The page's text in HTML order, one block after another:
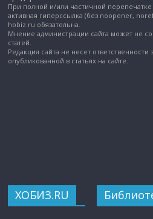
При полной и/или частичной перепечатке
активная гиперссылка (без noopener,
hobiz.ru обязательна.
Мнение администрации сайта может не
статей.
Редакция сайта не несет
опубликованной в статьях на сайте.
ХОБИЗ.RU